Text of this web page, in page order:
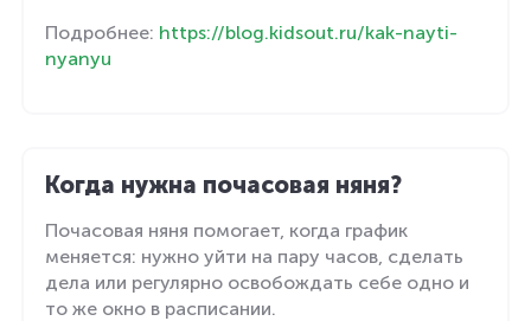
Подробнее: https://blog.kidsout.ru/kak-nayti-
nyanyu
Когда нужна почасовая няня?
Почасовая няня помогает, когда график
меняется: нужно уйти на пару часов, сделать
дела или регулярно освобождать себе одно и
то же окно в расписании.